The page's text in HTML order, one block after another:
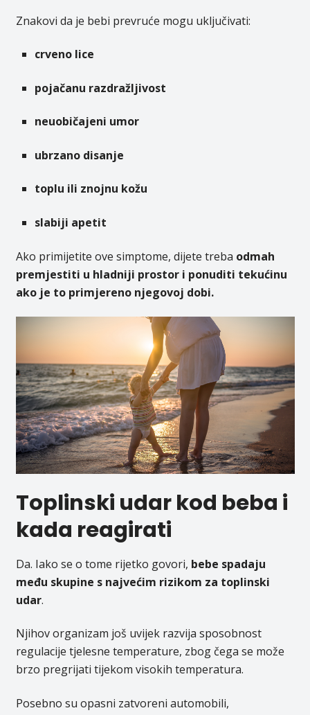
Znakovi da je bebi prevruće mogu uključivati:
crveno lice
pojačanu razdražljivost
neuobičajeni umor
ubrzano disanje
toplu ili znojnu kožu
slabiji apetit
Ako primijetite ove simptome, dijete treba odmah
premjestiti u hladniji prostor i ponuditi tekućinu
ako je to primjereno njegovoj dobi.
Toplinski udar kod beba i
kada reagirati
Da. Iako se o tome rijetko govori, bebe spadaju
među skupine s najvećim rizikom za toplinski
udar.
Njihov organizam još uvijek razvija sposobnost
regulacije tjelesne temperature, zbog čega se može
brzo pregrijati tijekom visokih temperatura.
Posebno su opasni zatvoreni automobili,